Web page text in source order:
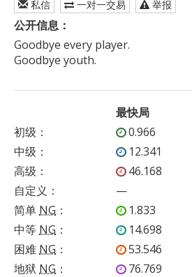
私信 一对一交易 举报
公开信息：
Goodbye every player.
Goodbye youth.
最快局
初级 ： 0.966
中级 ： 12.341
高级 ： 46.168
自定义 ： —
简单 NG ： 1.833
中等 NG ： 14.698
困难 NG ： 53.546
地狱 NG ： 76.769